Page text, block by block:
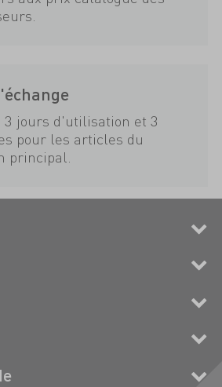
3 jours d'utilisation et 3
pour les articles du
principal.